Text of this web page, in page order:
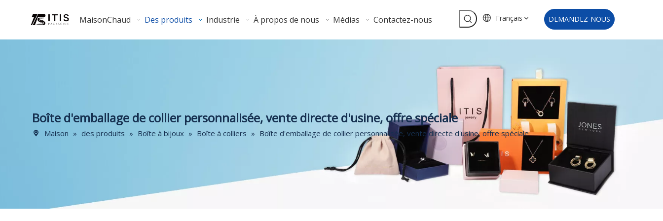
MaisonChaud Des produits Industrie À propos de nous Médias Contactez-nous Français DEMANDEZ-NOUS
Boîte d'emballage de collier personnalisée, vente directe d'usine, offre spéciale
Maison » des produits » Boîte à bijoux » Boîte à colliers » Boîte d'emballage de collier personnalisée, vente directe d'usine, offre spéciale